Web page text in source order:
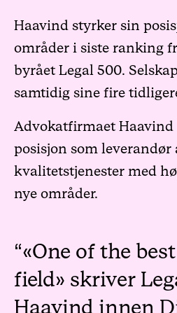
Haavind styrker sin
områder i siste ranking
byrået Legal 500.
samtidig sine fire
Advokatfirmaet Haavind
posisjon som leverandør
kvalitetstjenester med
nye områder.
«One of the
field» skriver
Haavind innen